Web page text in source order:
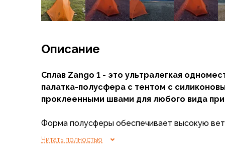
Флисовые куртки
Беговые и спортивные
Пуховые куртки
Жилеты
Мембранные брюки
Брюки софтшелл и ветрозащита
Брюки с синтетическим утеплителем
Флисовые брюки
Беговые и спортивные
Описание
Сплав Zango 1 - это ультралегкая
палатка-полусфера с тентом с
проклеенными швами для любого вида
Форма полусферы обеспечивает высокую
благодаря легкой, но прочной дышащей ткани
Читать полностью